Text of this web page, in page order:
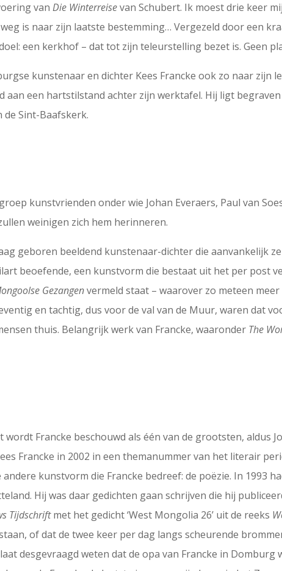
vanDie Winterreisevan Schubert. Ik moest drie keer
is naar zijn laatste bestemming… Vergezeld door een
een kerkhof – dat tot zijn teleurstelling bezet is. Geen
kunstenaar en dichter Kees Francke ook zo naar zijn
aan een hartstilstand achter zijn werktafel. Hij ligt
Sint-Baafskerk.
kunstvrienden onder wie Johan Everaers, Paul van
weinigen zich hem herinneren.
geboren beeldend kunstenaar-dichter die aanvankelijk
beoefende, een kunstvorm die bestaat uit het per post
Gezangenvermeld staat – waarover zo meteen
en tachtig, dus voor de val van de Muur, waren dat
thuis. Belangrijk werk van Francke, waaronder The
Francke beschouwd als één van de grootsten, aldus
Francke in 2002 in een themanummer van het literair
kunstvorm die Francke bedreef: de poëzie. In 1993
Hij was daar gedichten gaan schrijven die hij
Tijdschriftmet het gedicht ‘West Mongolia 26’ uit de reeks
of dat de twee keer per dag langs scheurende
desgevraagd weten dat de opa van Francke in